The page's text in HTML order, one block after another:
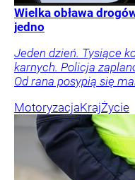
Wielka obława
jedno
Jeden dzień. Tysiące
karnych. Policja
Od rana posypią się
MotoryzacjaKrajŻycie